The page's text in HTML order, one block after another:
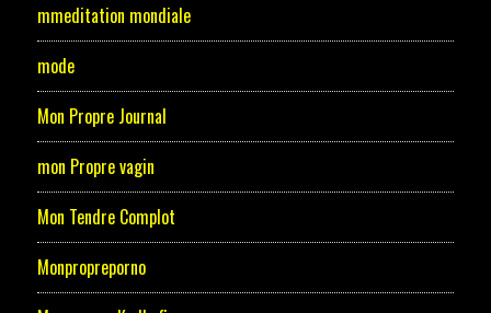
mmeditation mondiale
mode
Mon Propre Journal
mon Propre vagin
Mon Tendre Complot
Monpropreporno